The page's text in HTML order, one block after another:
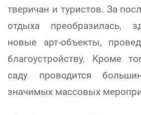
тверичан и туристов. За
отдыха преобразилась,
новые арт-объекты,
благоустройству. Кроме
саду проводится
значимых массовых